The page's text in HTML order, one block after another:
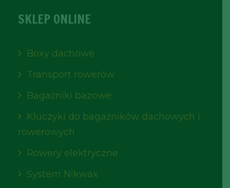
SKLEP ONLINE
Boxy dachowe
Transport rowerów
Bagażniki bazowe
Kluczyki do bagażników dachowych i
rowerowych
Rowery elektryczne
System Nikwax